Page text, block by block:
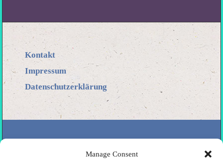
Manage Consent
Kontakt
Impressum
Datenschutzerklärung